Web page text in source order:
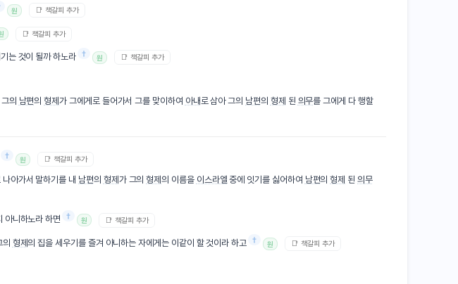
원 📑 책갈피 추가
📑 책갈피 추가
는 것이 될까 하노라 † 원 📑 책갈피 추가
의 남편의형제가 그에게로 들어가서 그를 맞이하여 아내로 삼아 그의 남편의 형제 된 의무를 그에게 다 행할
† 원 📑 책갈피 추가
아가서 말하기를 내 남편의 형제 가 그의형제의 이름을 이스라엘 중에 잇기를 싫어하여 남편의형제 된의무
아니하노라 하면 † 원 📑 책갈피 추가
형제의 집을 세우기를 즐겨 아니하는 자에게는 이같이 할 것이라 하고 † 원 📑 책갈피 추가